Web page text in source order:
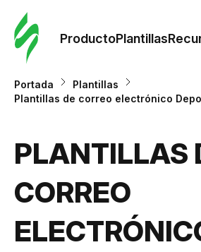
ProductoPlantillas
Portada
Plantillas
Plantillas de correo electrónico
PLANTILLAS
CORREO